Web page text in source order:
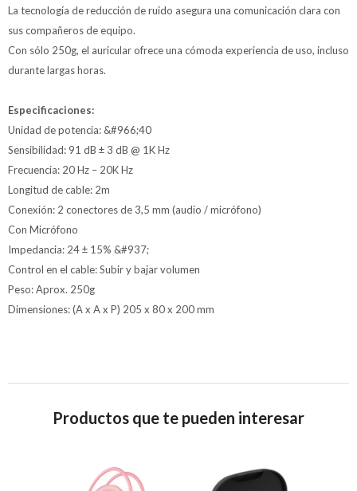
La tecnología de reducción de ruido asegura una comunicación clara con
sus compañeros de equipo.
Con sólo 250g, el auricular ofrece una cómoda experiencia de uso, incluso
durante largas horas.
Especificaciones:
Unidad de potencia: &#966;40
Sensibilidad: 91 dB ± 3 dB @ 1K Hz
Frecuencia: 20 Hz – 20K Hz
Longitud de cable: 2m
Conexión: 2 conectores de 3,5 mm (audio / micrófono)
Con Micrófono
Impedancia: 24 ± 15% &#937;
Control en el cable: Subir y bajar volumen
Peso: Aprox. 250g
Dimensiones: (A x A x P) 205 x 80 x 200 mm
Productos que te pueden interesar